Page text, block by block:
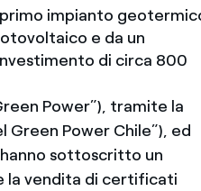
impianto
e da un
di circa 800
Power”), tramite la
Green Power Chile”), ed
hanno sottoscritto un
la vendita di certificati